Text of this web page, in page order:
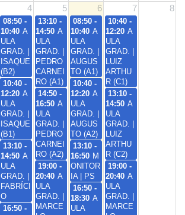
19:00 -
20:40 A
ULA
GRAD. |
MARCE
19:00 -
20:40 A
ULA
GRAD. |
MARCE
08:50 -
10:40 A
ULA
GRAD. |
ISAQUE
(B2)
10:40 -
12:20 A
ULA
GRAD. |
ISAQUE
(B1)
13:10 -
14:50 A
ULA
GRAD. |
FABRÍCI
O
16:50 -
16:50 -
18:30 A
ULA
13:10 -
14:50 A
ULA
GRAD. |
PEDRO
CARNEI
RO (A1)
14:50 -
16:50 A
ULA
GRAD. |
PEDRO
CARNEI
RO (A2)
08:50 -
10:40 A
ULA
GRAD. |
AUGUS
TO (A1)
10:40 -
12:20 A
ULA
GRAD. |
AUGUS
TO (A2)
10:40 -
12:20 A
ULA
GRAD. |
LUIZ
ARTHU
R (C1)
13:10 -
14:50 A
ULA
GRAD. |
LUIZ
ARTHU
R (C2)
13:10 -
16:50 M
ONITOR
IA | PS
4 5 6 7 8